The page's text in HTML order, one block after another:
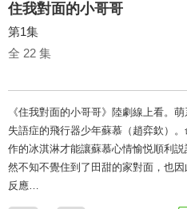
住我對面的小哥哥
第1集
全 22 集
《住我對面的小哥哥》陸劇線上看。
失語症的飛行器少年蘇慕（趙弈欽）
作的冰淇淋才能讓蘇慕心情愉悦順利
然不知不覺住到了田甜的家對面，也
反應…